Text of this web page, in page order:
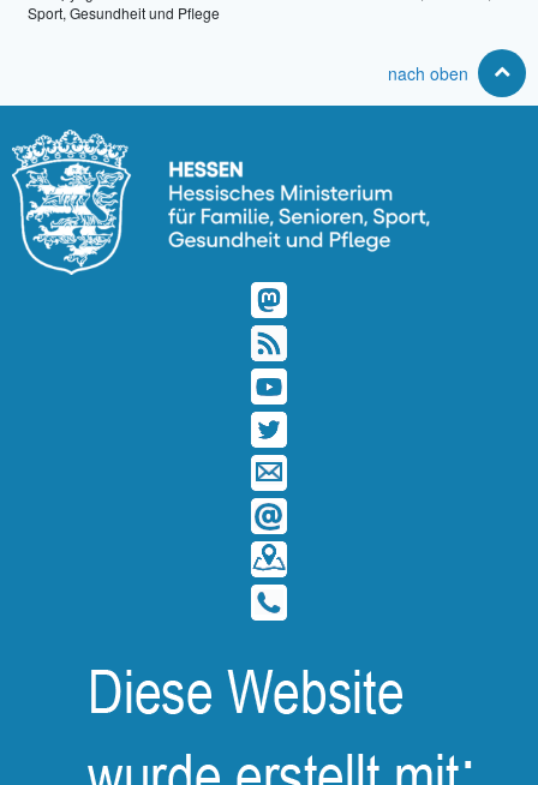
Sport, Gesundheit und Pflege
nach oben